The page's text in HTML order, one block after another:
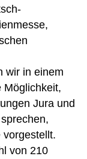
wir in einem
Möglichkeit,
Jura und
von 210